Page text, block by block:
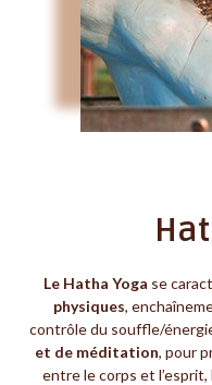
Le Hatha Yoga se
physiques,
contrôle du souffle/
et de méditation, pour
entre le corps et